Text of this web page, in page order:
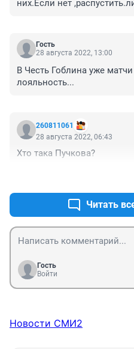
них.Если нет
Гость
28 августа 2022, 13:00
В Честь Гоблина уже
лояльность...
260811061
28 августа 2022, 06:43
Хто така Пучкова?
Читать
Гость
Войти
Новости СМИ2